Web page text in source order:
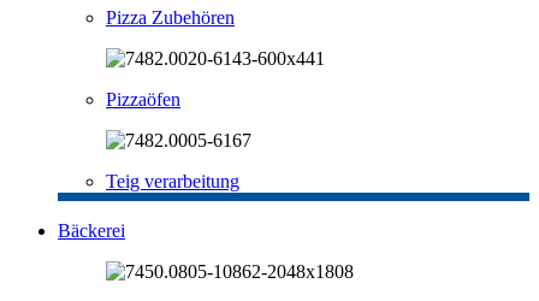
Pizza Zubehören
Pizzaöfen
Teig verarbeitung
Bäckerei